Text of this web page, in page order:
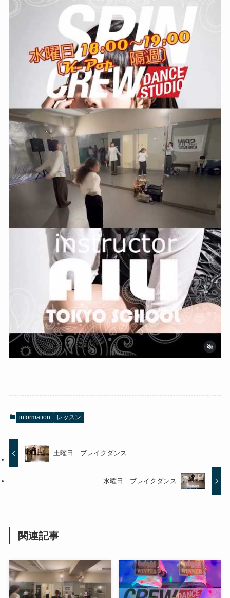
information レッスン
土曜日 ブレイクダンス
水曜日 ブレイクダンス
関連記事